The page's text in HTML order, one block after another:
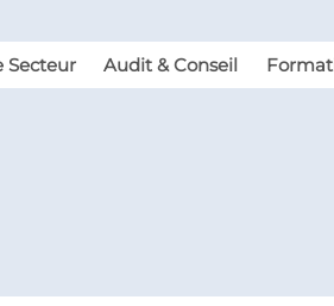
Secteur Audit & Conseil